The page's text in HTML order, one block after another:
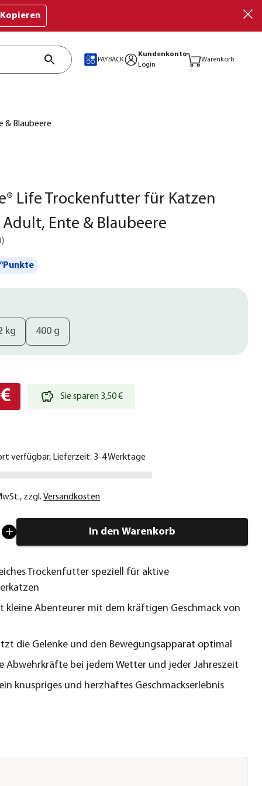
Kopieren
PAYBACK
Kundenkonto
Login
Warenkorb
& Blaubeere
Life Trockenfutter für Katzen
Ente & Blaubeere
)
kg 400 g
Sie sparen 3,50 €
verfügbar, Lieferzeit: 3-4 Werktage
, zzgl. Versandkosten
In den Warenkorb
Trockenfutter speziell für aktive
kleine Abenteurer mit dem kräftigen Geschmack von
die Gelenke und den Bewegungsapparat optimal
Abwehrkräfte bei jedem Wetter und jeder Jahreszeit
knuspriges und herzhaftes Geschmackserlebnis